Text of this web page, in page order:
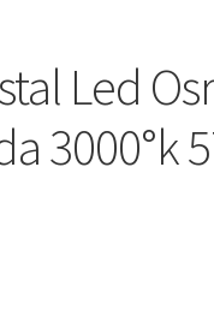
Led
3000°k